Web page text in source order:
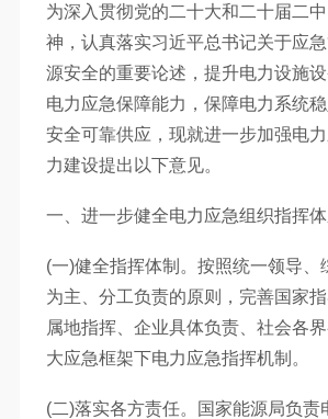
为深入贯彻党的二十大和二十届二
神，认真落实习近平总书记关于应
源安全的重要论述，提升电力设施
电力应急保障能力，保障电力系统
安全可靠供应，现就进一步加强电
力建设提出以下意见。
一、进一步健全电力应急组织指挥
(一)健全指挥体制。按照统一领导、
为主、分工负责的原则，完善国家
属地指挥、企业具体负责、社会各
大应急框架下电力应急指挥机制。
(二)落实各方责任。国家能源局负责